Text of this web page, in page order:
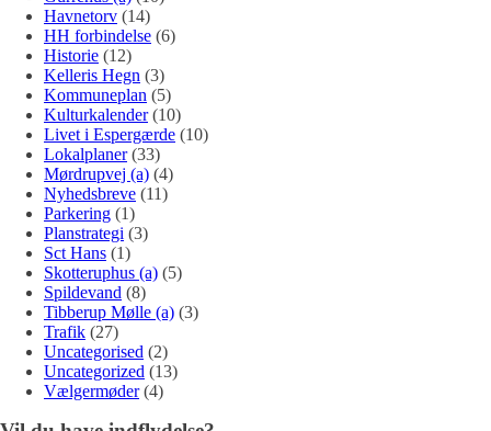
Havnetorv (14)
HH forbindelse (6)
Historie (12)
Kelleris Hegn (3)
Kommuneplan (5)
Kulturkalender(10)
Livet i Espergærde (10)
Lokalplaner(33)
Mørdrupvej (a) (4)
Nyhedsbreve (11)
Parkering (1)
Planstrategi (3)
Sct Hans (1)
Skotteruphus (a) (5)
Spildevand (8)
Tibberup Mølle (a) (3)
Trafik (27)
Uncategorised (2)
Uncategorized (13)
Vælgermøder(4)